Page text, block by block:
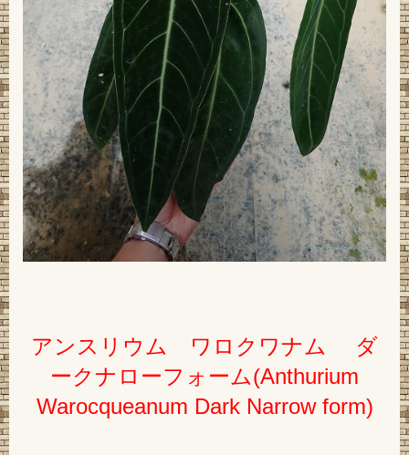
アンスリウム ワロクワナム ダ
ークナローフォーム(Anthurium
Warocqueanum Dark Narrow form)